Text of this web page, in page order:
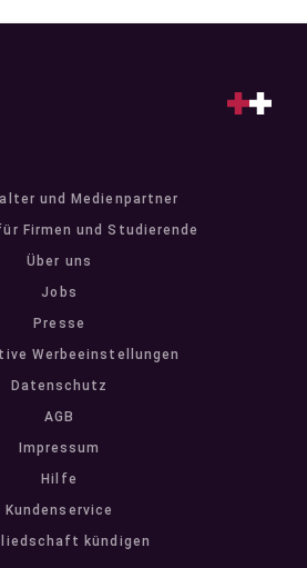
und Medienpartner
Firmen und Studierende
Über uns
Jobs
Presse
Werbeeinstellungen
Datenschutz
AGB
Impressum
Hilfe
Kundenservice
kündigen